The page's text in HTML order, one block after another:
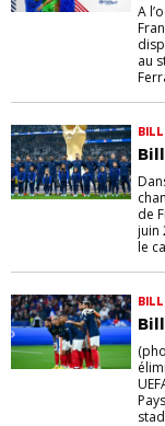
A
au
de
juin
le